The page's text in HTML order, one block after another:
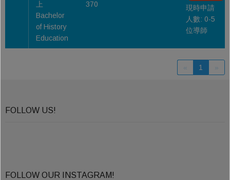
上
Bachelor
of History
Education
370
現時申請
人數: 0-5
位導師
« 1 »
FOLLOW US!
FOLLOW OUR INSTAGRAM!